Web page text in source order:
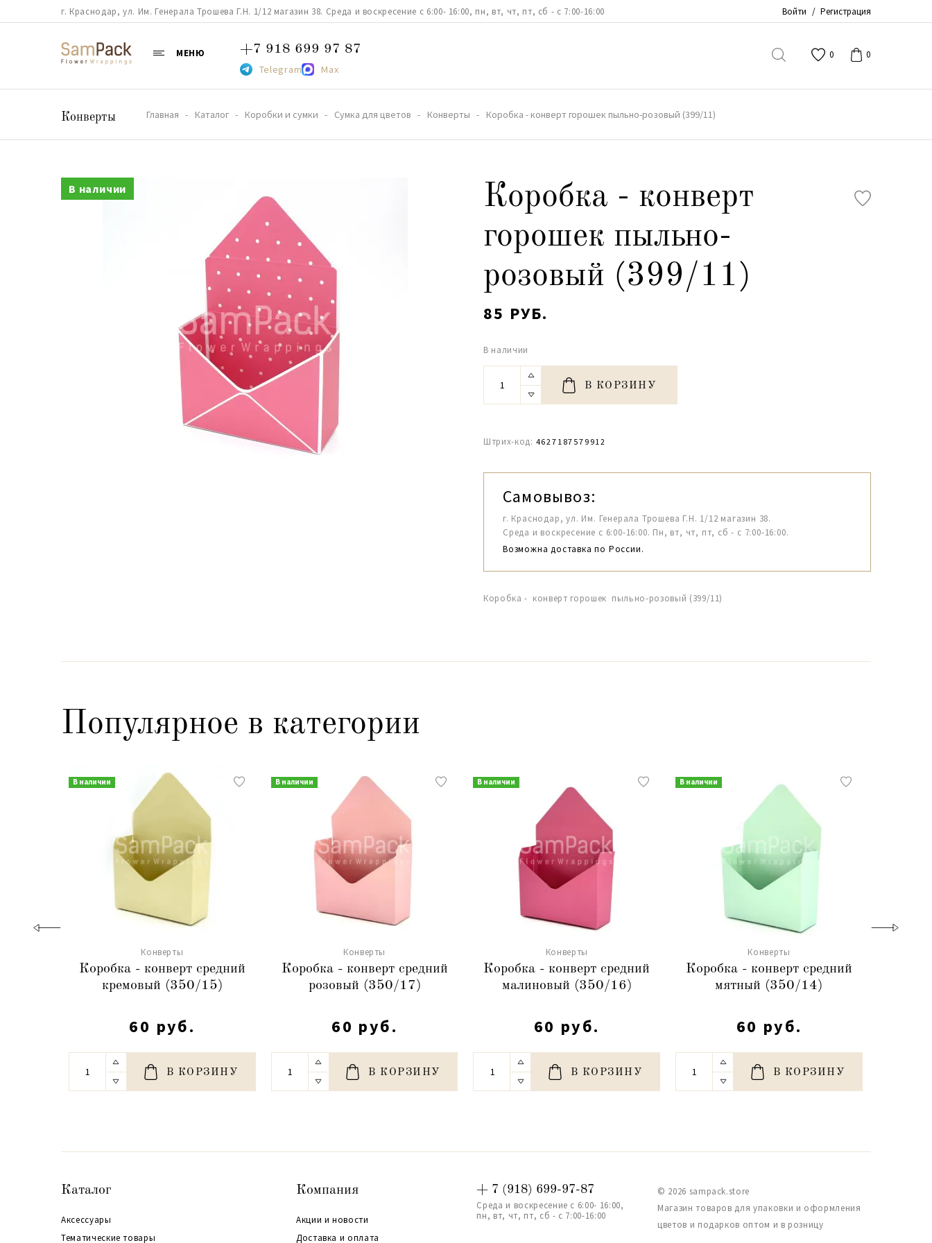
г. Краснодар, ул. Им. Генерала Трошева Г.Н. 1/12 магазин 38. Среда и воскресение с 6:00- 16:00, пн, вт, чт, пт, сб - с 7:00-16:00 Войти / Регистрация
МЕНЮ +7 918 699 97 87
Telegram Max
0 0
Конверты Главная Каталог Коробки и сумки Сумка для цветов Конверты Коробка - конверт горошек пыльно-розовый (399/11)
В наличии
Коробка - конверт
горошек пыльно-
розовый (399/11)
85 РУБ.
В наличии
В КОРЗИНУ
Штрих-код: 4627187579912
Самовывоз:
г. Краснодар, ул. Им. Генерала Трошева Г.Н. 1/12 магазин 38.
Среда и воскресение с 6:00-16:00. Пн, вт, чт, пт, сб - с 7:00-16:00.
Возможна доставка по России.
Коробка - конверт горошек пыльно-розовый (399/11)
Популярное в категории
В наличии
Конверты
Коробка - конверт средний
кремовый (350/15)
60 руб.
В КОРЗИНУ
В наличии
Конверты
Коробка - конверт средний
розовый (350/17)
60 руб.
В КОРЗИНУ
В наличии
Конверты
Коробка - конверт средний
малиновый (350/16)
60 руб.
В КОРЗИНУ
В наличии
Конверты
Коробка - конверт средний
мятный (350/14)
60 руб.
В КОРЗИНУ
Каталог
Аксессуары
Тематические товары
Компания
Акции и новости
Доставка и оплата
+ 7 (918) 699-97-87
Среда и воскресение с 6:00- 16:00,
пн, вт, чт, пт, сб - с 7:00-16:00
© 2026 sampack.store
Магазин товаров для упаковки и оформления
цветов и подарков оптом и в розницу